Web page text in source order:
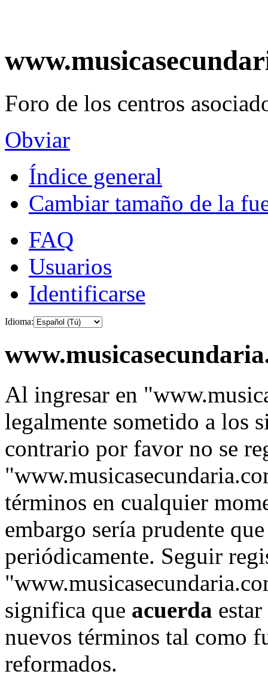
Foro de los centros
Obviar
Índice general
Cambiar tamaño de la
FAQ
Usuarios
Identificarse
Idioma:
Al ingresar en
legalmente sometido a los
contrario por favor no se
términos en cualquier
embargo sería prudente
periódicamente. Seguir
significa que acuerda
nuevos términos tal como
reformados.